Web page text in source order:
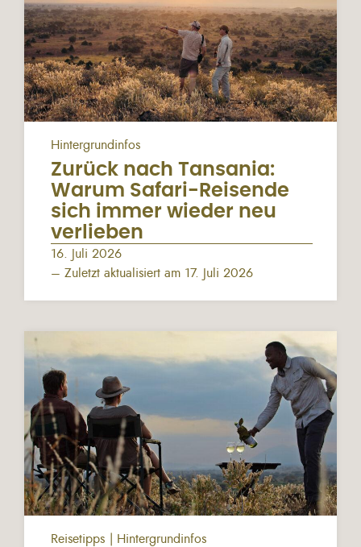
Hintergrundinfos
Zurück nach Tansania:
Warum Safari-Reisende
sich immer wieder neu
verlieben
16. Juli 2026
– Zuletzt aktualisiert am 17. Juli 2026
Reisetipps Hintergrundinfos